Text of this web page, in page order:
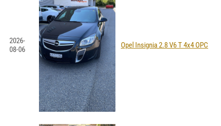
2026-
08-06
Opel Insignia 2.8 V6 T 4x4 OPC